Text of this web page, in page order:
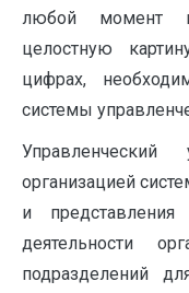
любой момент
целостную
цифрах,
системы
организацией
и
деятельности
подразделений